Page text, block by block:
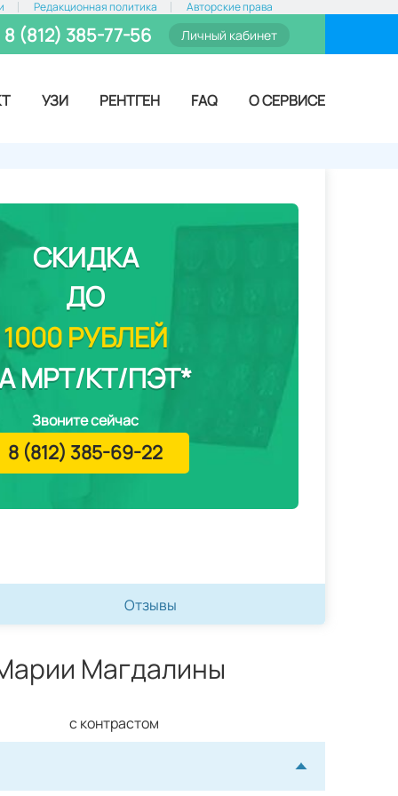
Редакционная политика Авторские права
8 (812) 385-77-56 Личный кабинет
УЗИ РЕНТГЕН FAQ О СЕРВИСЕ
СКИДКА
ДО
1000 РУБЛЕЙ
МРТ/КТ/ПЭТ*
Звоните сейчас
8 (812) 385-69-22
Отзывы
Магдалины
с контрастом